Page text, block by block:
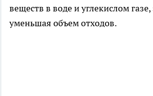
веществ в воде и углекислом
уменьшая объем отходов.